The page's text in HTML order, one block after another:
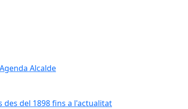
Alcalde
des del 1898 fins a l'actualitat